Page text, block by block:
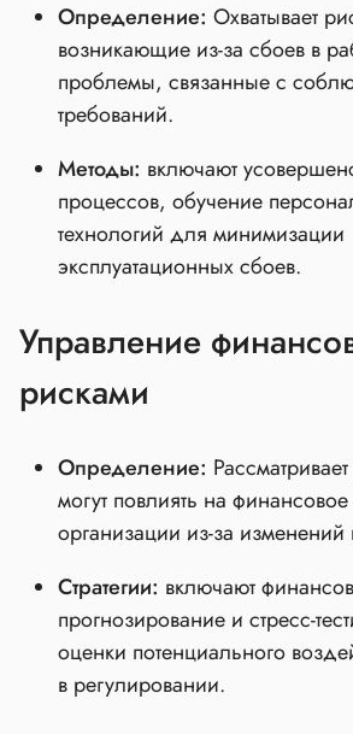
Определение: Охватывает
возникающие из-за сбоев в
проблемы, связанные с
требований.
Методы: включают
процессов, обучение
технологий для минимизации
эксплуатационных сбоев.
Управление
рисками
Определение:
могут повлиять на
организации из-за
Стратегии: включают
прогнозирование и стресс-
оценки потенциального
в регулировании.